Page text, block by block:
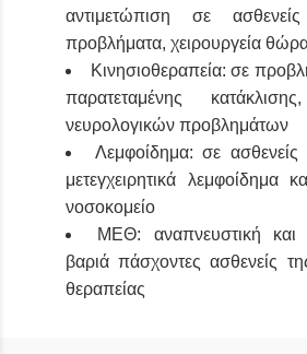
αντιμετώπιση σε
προβλήματα, χειρουργεία
Κινησιοθεραπεία: σε
παρατεταμένης
νευρολογικών προβλημάτων
Λεμφοίδημα: σε ασθενείς
μετεγχειρητικά λεμφοίδημα
νοσοκομείο
ΜΕΘ: αναπνευστική και
βαριά πάσχοντες ασθενείς
θεραπείας